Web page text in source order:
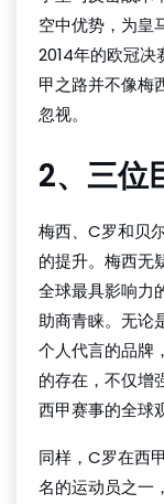
空中优势，为皇
2014年的欧冠决
甲之路并不像梅
忽视。
2、三位
梅西、C罗和贝
的提升。梅西无
全球最具影响力
助商青睐。无论
个人代言的品牌
的存在，不仅增
西甲赛事的全球
同样，C罗在西
名的运动员之一